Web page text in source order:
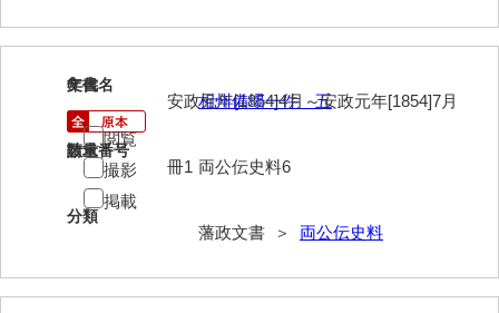
6
文書名
相州備場一件 五
請求番号
両公伝史料6
分類
藩政文書 ＞ 両公伝史料
年代
安政元年[1854]4月～安政元年[1854]7月
数量
冊1
閲覧
撮影
掲載